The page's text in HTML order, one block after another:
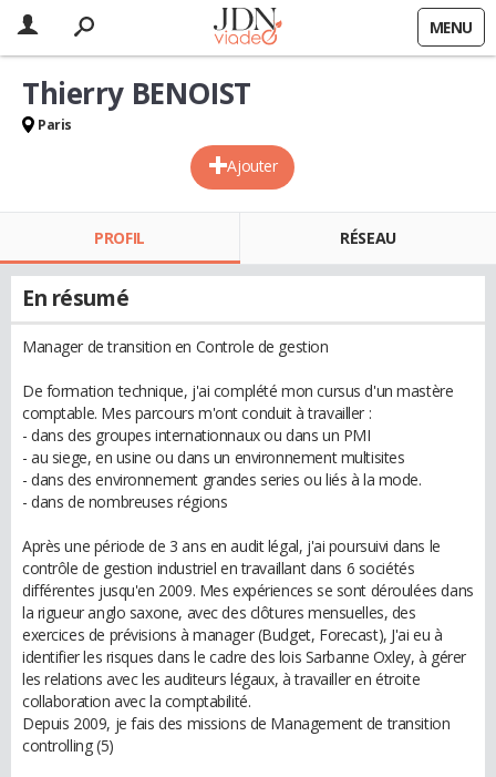
MENU
Ajouter
Thierry BENOIST
Paris
PROFIL RÉSEAU
En résumé
Manager de transition en Controle de gestion
De formation technique, j'ai complété mon cursus d'un mastère
comptable. Mes parcours m'ont conduit à travailler :
- dans des groupes internationnaux ou dans un PMI
- au siege, en usine ou dans un environnement multisites
- dans des environnement grandes series ou liés à la mode.
- dans de nombreuses régions
Après une période de 3 ans en audit légal, j'ai poursuivi dans le
contrôle de gestion industriel en travaillant dans 6 sociétés
différentes jusqu'en 2009. Mes expériences se sont déroulées dans
la rigueur anglo saxone, avec des clôtures mensuelles, des
exercices de prévisions à manager (Budget, Forecast), J'ai eu à
identifier les risques dans le cadre des lois Sarbanne Oxley, à gérer
les relations avec les auditeurs légaux, à travailler en étroite
collaboration avec la comptabilité.
Depuis 2009, je fais des missions de Management de transition
controlling (5)